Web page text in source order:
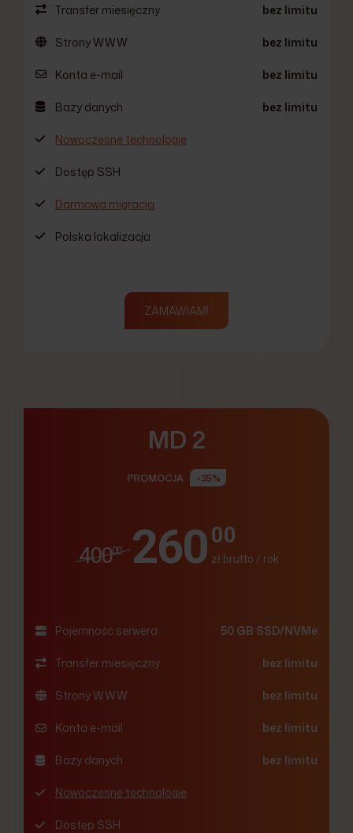
Transfer miesięczny bez limitu
Strony WWW bez limitu
Konta e-mail bez limitu
Bazy danych bez limitu
Nowoczesne technologie
Dostęp SSH
Darmowa migracja
Polska lokalizacja
ZAMAWIAM!
MD 2
PROMOCJA -35%
40000 26000
zł brutto / rok
Pojemność serwera 50 GB SSD/NVMe
Transfer miesięczny bez limitu
Strony WWW bez limitu
Konta e-mail bez limitu
Bazy danych bez limitu
Nowoczesne technologie
Dostęp SSH